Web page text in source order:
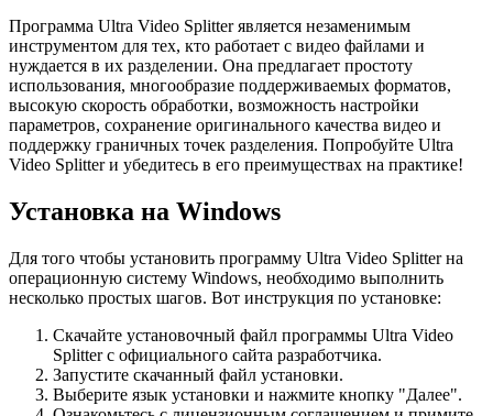
Программа Ultra Video Splitter является незаменимым
инструментом для тех, кто работает с видео файлами и
нуждается в их разделении. Она предлагает простоту
использования, многообразие поддерживаемых форматов,
высокую скорость обработки, возможность настройки
параметров, сохранение оригинального качества видео и
поддержку граничных точек разделения. Попробуйте Ultra
Video Splitter и убедитесь в его преимуществах на практике!
Установка на Windows
Для того чтобы установить программу Ultra Video Splitter на
операционную систему Windows, необходимо выполнить
несколько простых шагов. Вот инструкция по установке:
Скачайте установочный файл программы Ultra Video
Splitter с официального сайта разработчика.
Запустите скачанный файл установки.
Выберите язык установки и нажмите кнопку "Далее".